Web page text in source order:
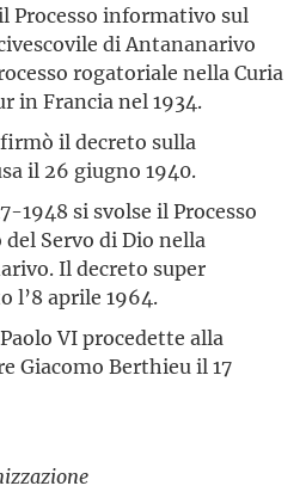
Processo informativo sul
di Antananarivo
rogatoriale nella Curia
in Francia nel 1934.
il decreto sulla
il 26 giugno 1940.
1948 si svolse il Processo
Servo di Dio nella
Il decreto super
l’8 aprile 1964.
VI procedette alla
Giacomo Berthieu il 17